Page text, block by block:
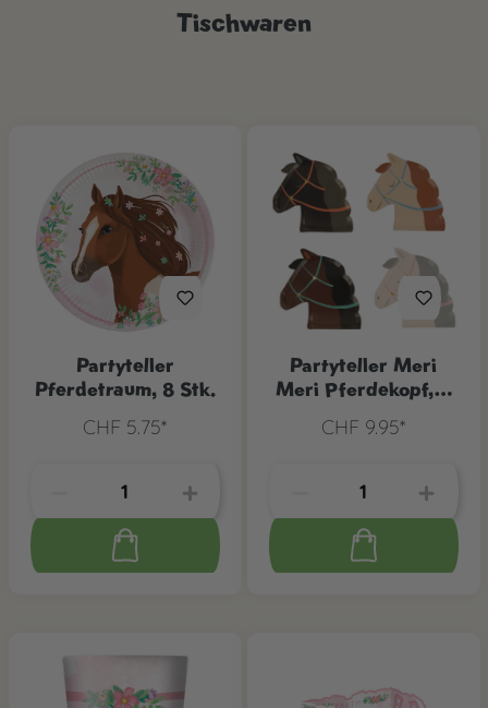
Tischwaren
Partyteller
Pferdetraum, 8 Stk.
CHF 5.75*
Partyteller Meri
Meri Pferdekopf, 8
CHF 9.95*